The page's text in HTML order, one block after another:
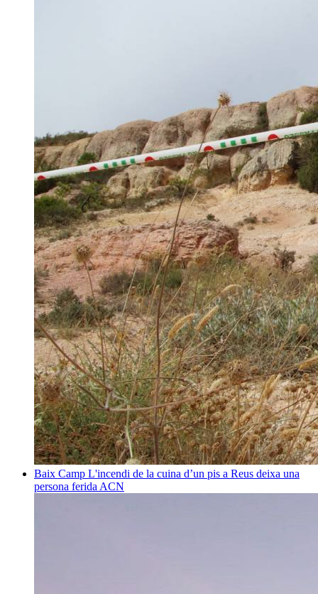
Baix Camp L'incendi de la cuina d’un pis a Reus deixa una
persona ferida ACN